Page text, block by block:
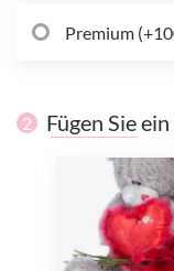
Premium
2 Fügen Sie